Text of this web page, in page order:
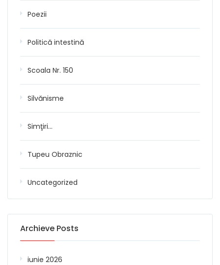
Poezii
Politică intestină
Scoala Nr. 150
Silvănisme
Simţiri…
Tupeu Obraznic
Uncategorized
Archieve Posts
iunie 2026